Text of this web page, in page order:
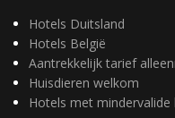
Hotels Duitsland
Hotels België
Aantrekkelijk tarief
Huisdieren welkom
Hotels met mindervalide